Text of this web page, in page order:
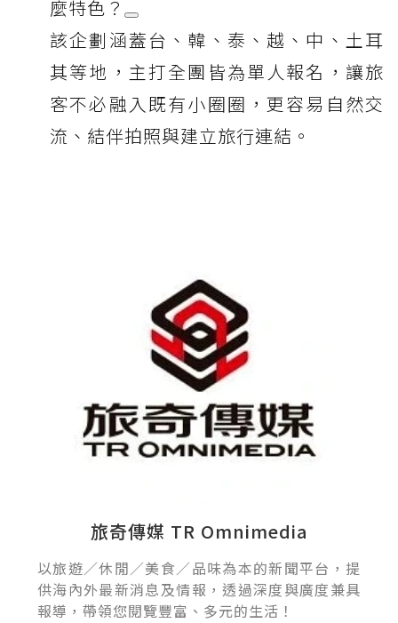
麼特色？
該企劃涵蓋台、韓、泰、越、中、土耳
其等地，主打全團皆為單人報名，讓旅
客不必融入既有小圈圈，更容易自然交
流、結伴拍照與建立旅行連結。
旅奇傳媒 TR Omnimedia
以旅遊／休閒／美食／品味為本的新聞平台，提
供海內外最新消息及情報，透過深度與廣度兼具
報導，帶領您閱覽豐富、多元的生活！